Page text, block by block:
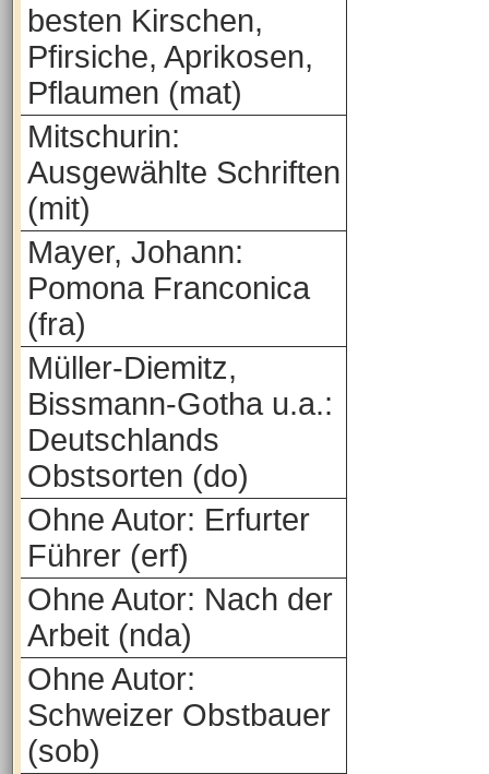
besten Kirschen,
Pfirsiche, Aprikosen,
Pflaumen (mat)
Mitschurin:
Ausgewählte Schriften
(mit)
Mayer, Johann:
Pomona Franconica
(fra)
Müller-Diemitz,
Bissmann-Gotha u.a.:
Deutschlands
Obstsorten (do)
Ohne Autor: Erfurter
Führer (erf)
Ohne Autor: Nach der
Arbeit (nda)
Ohne Autor:
Schweizer Obstbauer
(sob)